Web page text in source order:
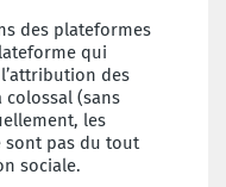
des plateformes
qui
des
colossal (sans
les
sont pas du tout
sociale.